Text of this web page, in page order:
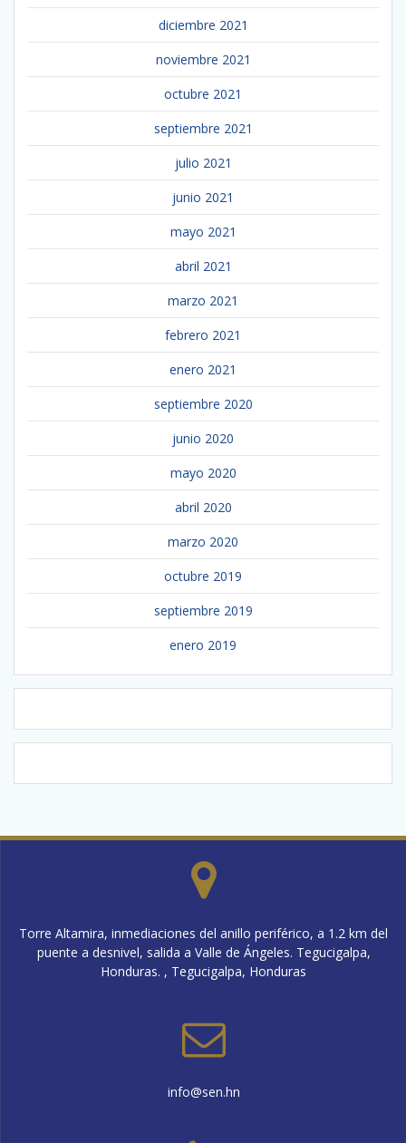
diciembre 2021
noviembre 2021
octubre 2021
septiembre 2021
julio 2021
junio 2021
mayo 2021
abril 2021
marzo 2021
febrero 2021
enero 2021
septiembre 2020
junio 2020
mayo 2020
abril 2020
marzo 2020
octubre 2019
septiembre 2019
enero 2019
Torre Altamira, inmediaciones del anillo periférico, a 1.2 km del
puente a desnivel, salida a Valle de Ángeles. Tegucigalpa,
Honduras. , Tegucigalpa, Honduras
info@sen.hn